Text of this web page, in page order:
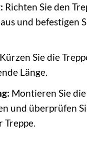
Richten Sie den
und befestigen
Kürzen Sie die
Länge.
Montieren Sie die
und überprüfen
Treppe.